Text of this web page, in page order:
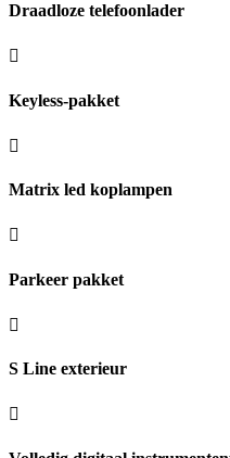
Draadloze telefoonlader
Keyless-pakket
Matrix led koplampen
Parkeer pakket
S Line exterieur